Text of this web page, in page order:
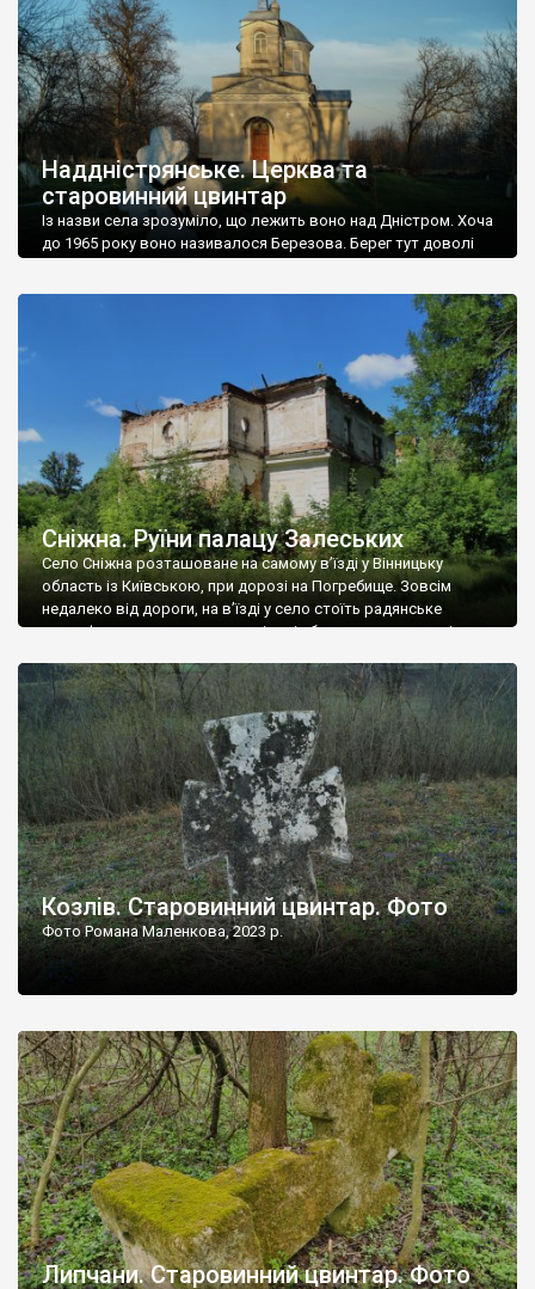
український. Хрести датуються 19 століттям. У 1924-1940
роках Болган […]
Наддністрянське. Церква та
старовинний цвинтар
Із назви села зрозуміло, що лежить воно над Дністром. Хоча
до 1965 року воно називалося Березова. Берег тут доволі
Наддністрянське відрізняється від більшості навколишніх
сіл. У селі є мурована Михайлівська церква. Точної дати […]
Сніжна. Руїни палацу Залеських
Село Сніжна розташоване на самому в’їзді у Вінницьку
область із Київською, при дорозі на Погребище. Зовсім
недалеко від дороги, на в’їзді у село стоїть радянське
рельєфне пано, яке показує жінку і яблуню, а трохи далі, десь
не видно, але видно дві стареньких колії у траві – […]
Козлів. Старовинний цвинтар. Фото
Фото Романа Маленкова, 2023 р.
Липчани. Старовинний цвинтар. Фото